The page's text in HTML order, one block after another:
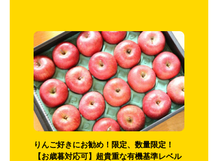
りんご好きにお勧め！限定、数量限定！
【お歳暮対応可】超貴重な有機基準レベル